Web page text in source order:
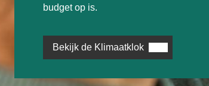
budget op is.
Bekijk de Klimaatklok